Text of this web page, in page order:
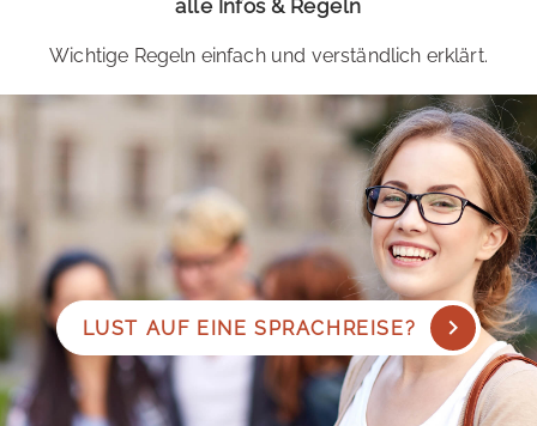
alle Infos & Regeln
Wichtige Regeln einfach und verständlich erklärt.
LUST AUF EINE SPRACHREISE?